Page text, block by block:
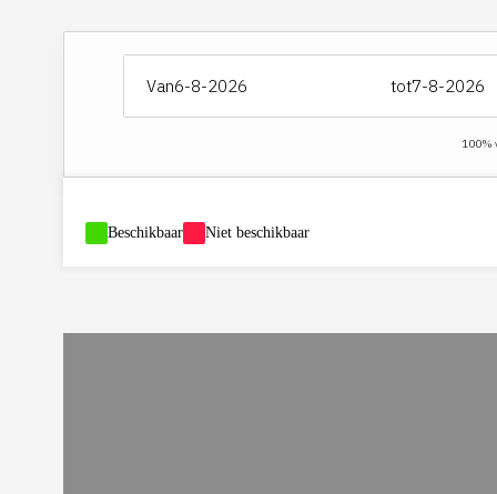
Van tot
100%
Beschikbaar Niet beschikbaar